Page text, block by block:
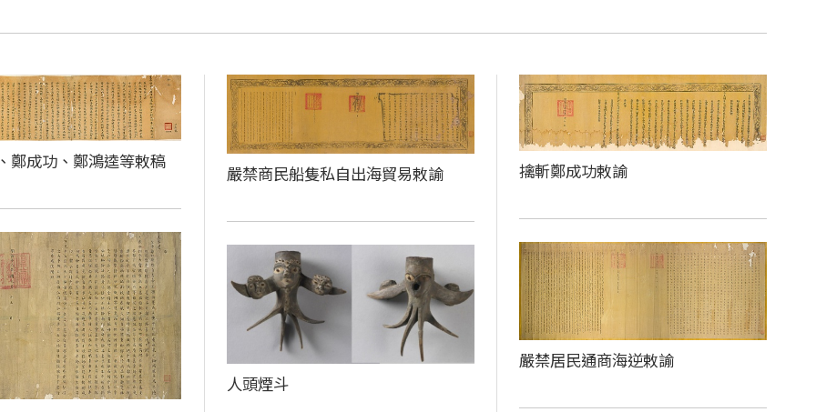
鄭成功、鄭鴻逵等敕稿
嚴禁商民船隻私自出海貿易敕諭 擒斬鄭成功敕諭
嚴禁居民通商海逆敕諭
人頭煙斗